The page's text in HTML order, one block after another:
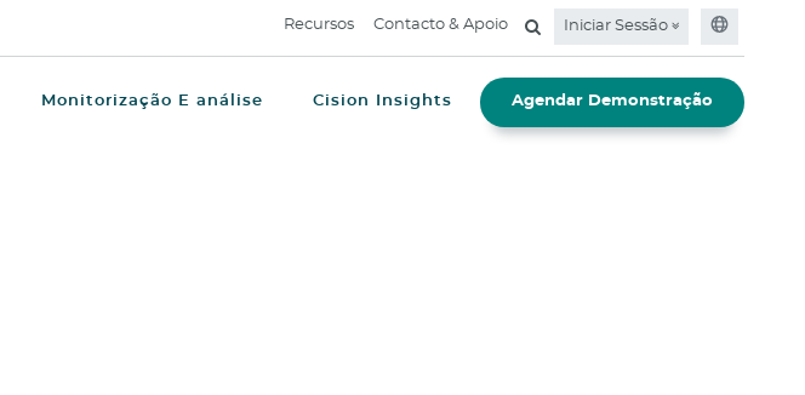
Recursos Contacto & Apoio Iniciar Sessão
Monitorização E análise Cision Insights Agendar Demonstração